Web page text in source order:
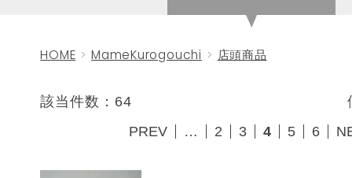
BRAND
HOME MameKurogouchi 店頭商品
該当件数：64
PREV
… 2 3 4 5 6